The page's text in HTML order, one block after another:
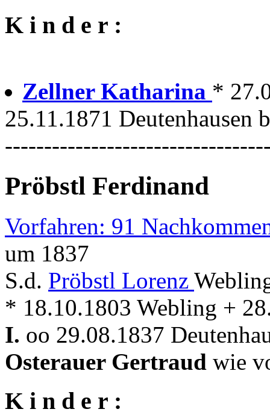
K i n d e r :
Zellner Katharina *
25.11.1871
Pröbstl Ferdinand
Vorfahren: 91
um 1837
S.d. Pröbstl Lorenz
* 18.10.1803 Webling +
I. oo 29.08.1837
Osterauer Gertraud wie
K i n d e r :